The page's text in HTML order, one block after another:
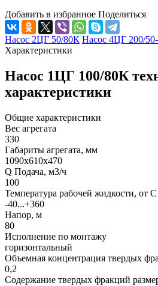
Добавить в избранное Поделиться
Насос 2ЦГ 50/80К Насос 4ЦГ 200/
Характеристики
Насос 1ЦГ 100/80К
характеристики
Общие характеристики
Вес агрегата
330
Габариты агрегата, мм
1090х610х470
Q Подача, м3/ч
100
Температура рабочей жидкости, от
-40...+360
Напор, м
80
Исполнение по монтажу
горизонтальный
Объемная концентрация твердых
0,2
Содержание твердых фракций